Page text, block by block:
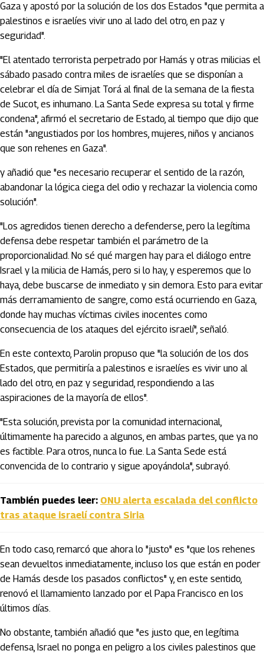
Gaza y apostó por la solución de los dos Estados "que permita a
palestinos e israelíes vivir uno al lado del otro, en paz y
seguridad".
"El atentado terrorista perpetrado por Hamás y otras milicias el
sábado pasado contra miles de israelíes que se disponían a
celebrar el día de Simjat Torá al final de la semana de la fiesta
de Sucot, es inhumano. La Santa Sede expresa su total y firme
condena", afirmó el secretario de Estado, al tiempo que dijo que
están "angustiados por los hombres, mujeres, niños y ancianos
que son rehenes en Gaza".
y añadió que "es necesario recuperar el sentido de la razón,
abandonar la lógica ciega del odio y rechazar la violencia como
solución".
"Los agredidos tienen derecho a defenderse, pero la legítima
defensa debe respetar también el parámetro de la
proporcionalidad. No sé qué margen hay para el diálogo entre
Israel y la milicia de Hamás, pero si lo hay, y esperemos que lo
haya, debe buscarse de inmediato y sin demora. Esto para evitar
más derramamiento de sangre, como está ocurriendo en Gaza,
donde hay muchas víctimas civiles inocentes como
consecuencia de los ataques del ejército israelí", señaló.
En este contexto, Parolin propuso que "la solución de los dos
Estados, que permitiría a palestinos e israelíes es vivir uno al
lado del otro, en paz y seguridad, respondiendo a las
aspiraciones de la mayoría de ellos".
"Esta solución, prevista por la comunidad internacional,
últimamente ha parecido a algunos, en ambas partes, que ya no
es factible. Para otros, nunca lo fue. La Santa Sede está
convencida de lo contrario y sigue apoyándola", subrayó.
También puedes leer: ONU alerta escalada del conflicto
tras ataque israelí contra Siria
En todo caso, remarcó que ahora lo "justo" es "que los rehenes
sean devueltos inmediatamente, incluso los que están en poder
de Hamás desde los pasados conflictos" y, en este sentido,
renovó el llamamiento lanzado por el Papa Francisco en los
últimos días.
No obstante, también añadió que "es justo que, en legítima
defensa, Israel no ponga en peligro a los civiles palestinos que